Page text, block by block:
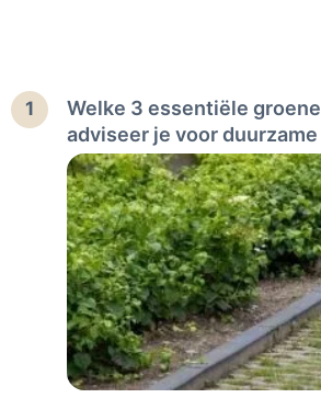
1
Welke 3 essentiële
adviseer je voor